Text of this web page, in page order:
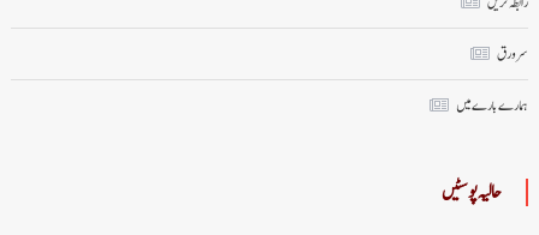
سر ورق
ہمارے بارے میں
حالیہ پوسٹیں